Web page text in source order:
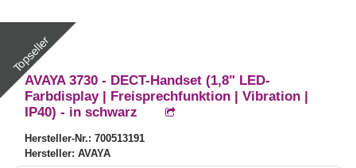
AVAYA 3730 - DECT-Handset (1,8" LED-
Farbdisplay | Freisprechfunktion | Vibration |
IP40) - in schwarz
Hersteller-Nr.: 700513191
Hersteller: AVAYA